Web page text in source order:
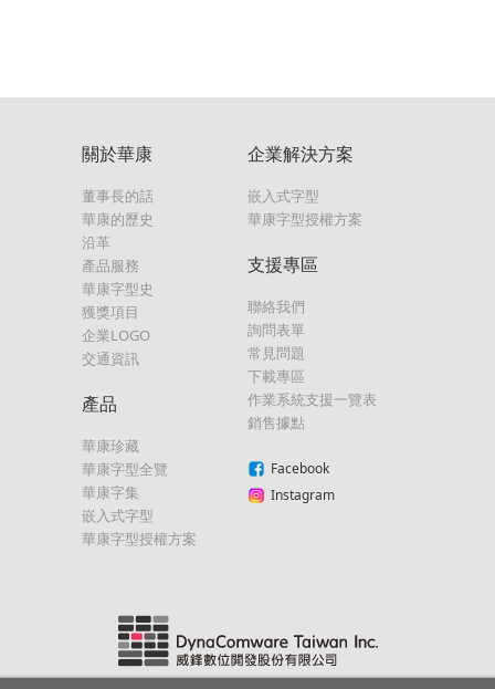
關於華康
董事長的話
華康的歷史
沿革
產品服務
華康字型史
獲獎項目
企業LOGO
交通資訊
產品
華康珍藏
華康字型全覽
華康字集
嵌入式字型
華康字型授權方案
企業解決方案
嵌入式字型
華康字型授權方案
支援專區
聯絡我們
詢問表單
常見問題
下載專區
作業系統支援一覽表
銷售據點
Facebook
Instagram